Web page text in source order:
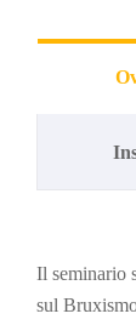
Il seminario
sul